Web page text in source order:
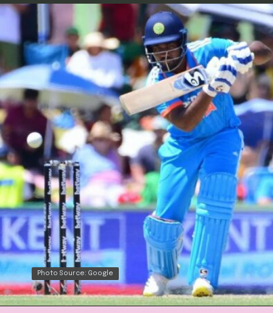
Photo Source: Google
Photo Source: Google